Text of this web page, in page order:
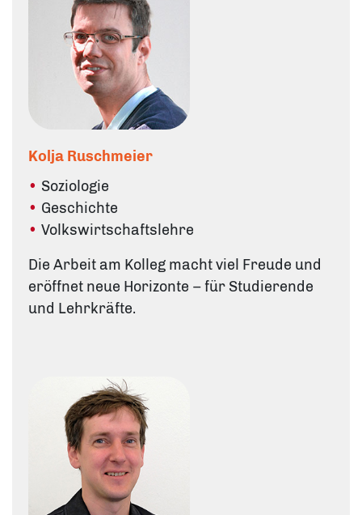
Kolja Ruschmeier
Soziologie
Geschichte
Volkswirtschaftslehre
Die Arbeit am Kolleg macht viel Freude und
eröffnet neue Horizonte – für Studierende
und Lehrkräfte.